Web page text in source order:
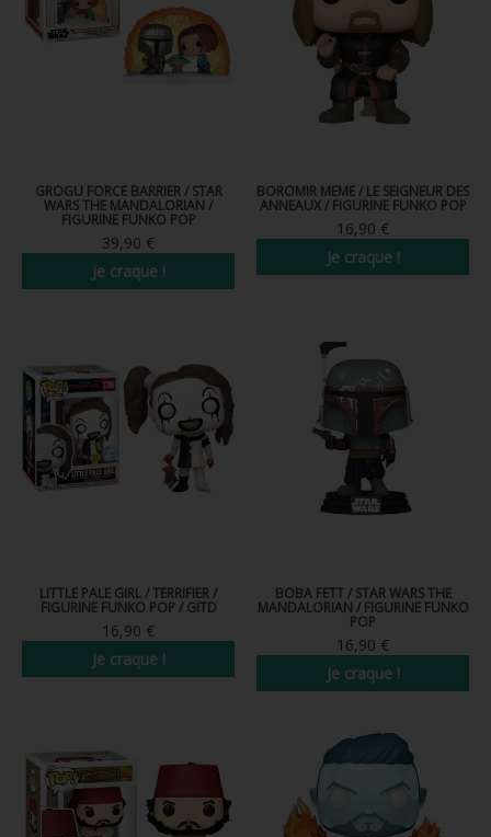
GROGU FORCE BARRIER / STAR
WARS THE MANDALORIAN /
FIGURINE FUNKO POP
39,90 €
Je craque !
BOROMIR MEME / LE SEIGNEUR DES
ANNEAUX / FIGURINE FUNKO POP
16,90 €
Je craque !
LITTLE PALE GIRL / TERRIFIER /
FIGURINE FUNKO POP / GITD
16,90 €
Je craque !
BOBA FETT / STAR WARS THE
MANDALORIAN / FIGURINE FUNKO
POP
16,90 €
Je craque !